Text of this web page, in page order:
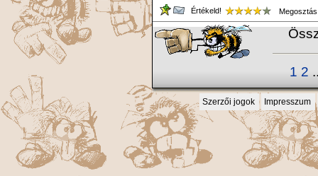
Értékeld!
1 2
Szerzői jogok Impresszum